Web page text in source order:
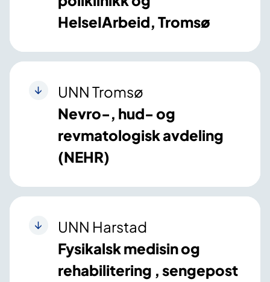
HelseIArbeid, Tromsø
UNN Tromsø
Nevro-, hud- og
revmatologisk avdeling
(NEHR)
UNN Harstad
Fysikalsk medisin og
rehabilitering , sengepost